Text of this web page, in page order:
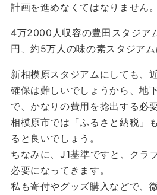
計画を進めなくてはなりません。
4万2000人収容の豊田スタジア
円、約5万人の味の素スタジアム
新相模原スタジアムにしても、
確保は難しいでしょうから、地
で、かなりの費用を捻出する必
相模原市では「ふるさと納税」
ると良いでしょう。
ちなみに、J1基準ですと、クラ
必要になってきます。
私も寄付やグッズ購入などで、